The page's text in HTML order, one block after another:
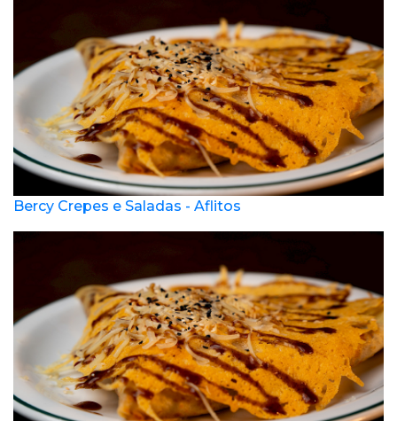
Bercy Crepes e Saladas - Aflitos